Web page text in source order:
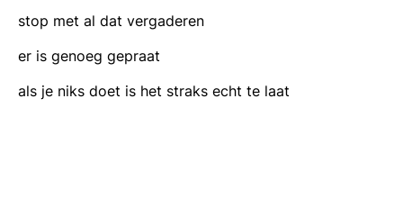
stop met al dat vergaderen
er is genoeg gepraat
als je niks doet is het straks echt te laat